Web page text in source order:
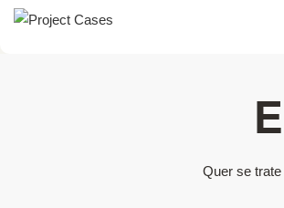
Quer se